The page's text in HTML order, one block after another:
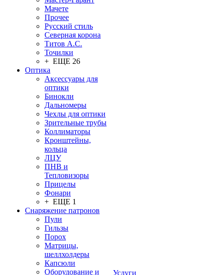
Мачете
Прочее
Русский стиль
Северная корона
Титов А.С.
Точилки
+ ЕЩЕ 26
Оптика
Аксессуары для
оптики
Бинокли
Дальномеры
Чехлы для оптики
Зрительные трубы
Коллиматоры
Кронштейны,
кольца
ЛЦУ
ПНВ и
Тепловизоры
Прицелы
Фонари
+ ЕЩЕ 1
Снаряжение патронов
Пули
Гильзы
Порох
Матрицы,
шеллхолдеры
Капсюли
Оборудование и
Услуги